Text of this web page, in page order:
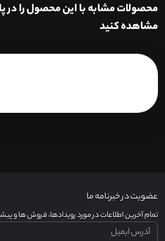
محصولات مشابه با این محصول را در
مشاهده کنید
عضویت در خبرنامه ما
تمام آخرین اطلاعات در مورد رویدادها، فروش ها و